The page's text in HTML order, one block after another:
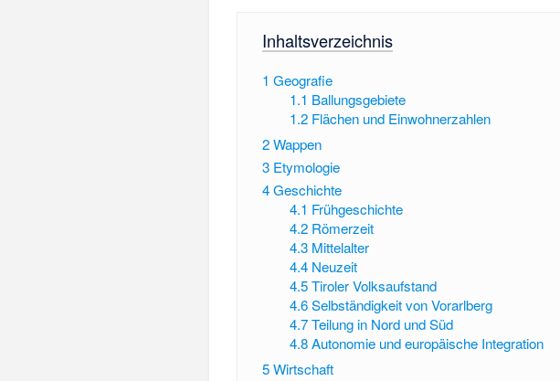
Inhaltsverzeichnis
1 Geografie
1.1 Ballungsgebiete
1.2 Flächen und Einwohnerzahlen
2Wappen
3 Etymologie
4Geschichte
4.1 Frühgeschichte
4.2 Römerzeit
4.3 Mittelalter
4.4 Neuzeit
4.5 Tiroler Volksaufstand
4.6 Selbständigkeit von Vorarlberg
4.7 Teilung in Nord und Süd
4.8 Autonomie und europäische Integration
5Wirtschaft